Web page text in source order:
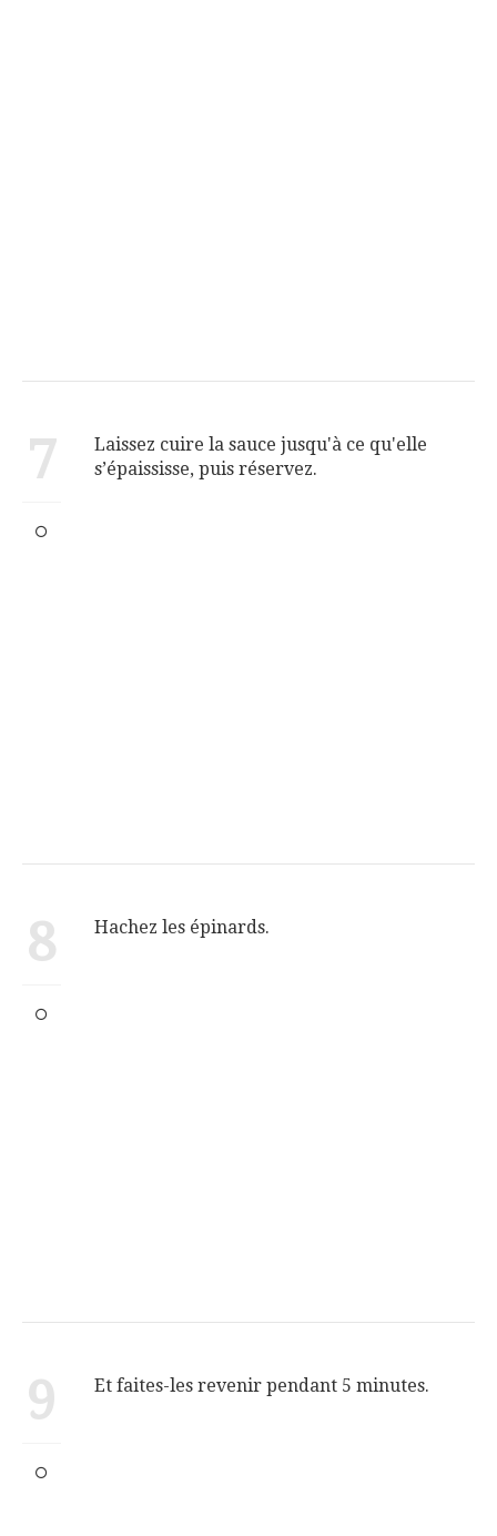
7
Laissez cuire la sauce jusqu'à ce qu'elle
s’épaississe, puis réservez.
8 Hachez les épinards.
9 Et faites-les revenir pendant 5 minutes.